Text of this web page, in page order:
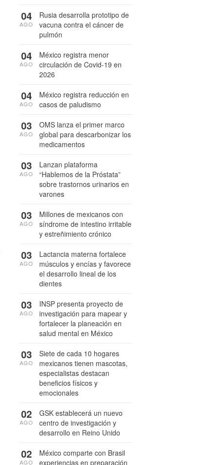
Rusia desarrolla prototipo de
vacuna contra el cáncer de
pulmón
04
AGO
México registra menor
circulación de Covid-19 en
2026
04
AGO
México registra reducción en
casos de paludismo
04
AGO
OMS lanza el primer marco
global para descarbonizar los
medicamentos
03
AGO
Lanzan plataforma
“Hablemos de la Próstata”
sobre trastornos urinarios en
varones
03
AGO
Millones de mexicanos con
síndrome de intestino irritable
y estreñimiento crónico
03
AGO
Lactancia materna fortalece
músculos y encías y favorece
el desarrollo lineal de los
dientes
03
AGO
INSP presenta proyecto de
investigación para mapear y
fortalecer la planeación en
salud mental en México
03
AGO
Siete de cada 10 hogares
mexicanos tienen mascotas,
especialistas destacan
beneficios físicos y
emocionales
03
AGO
GSK establecerá un nuevo
centro de investigación y
desarrollo en Reino Unido
02
AGO
México comparte con Brasil
experiencias en preparación
02
AGO